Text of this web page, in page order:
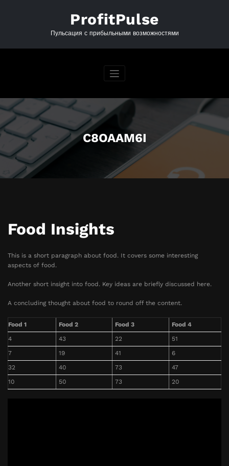
ProfitPulse
Пульсация с прибыльными возможностями
C8OAAM6I
Food Insights
This is a short paragraph about food. It covers some interesting
aspects of food.
Another short insight into food. Key ideas are briefly discussed here.
A concluding thought about food to round off the content.
Food 1 Food 2 Food 3
Food 4
4
43 22
51
7
19 41
6
32
40 73
47
10
50 73 20